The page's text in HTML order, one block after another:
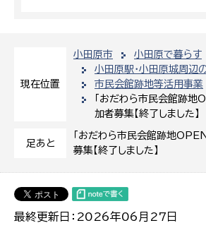
現在位置
小田原市 小田原で暮らす
小田原駅・小田原城周辺
市民会館跡地等活用事業
「おだわら市民会館跡
加者募集【終了しました】
足あと
「おだわら市民会館跡地
募集【終了しました】
最終更新日：2026年06月27日